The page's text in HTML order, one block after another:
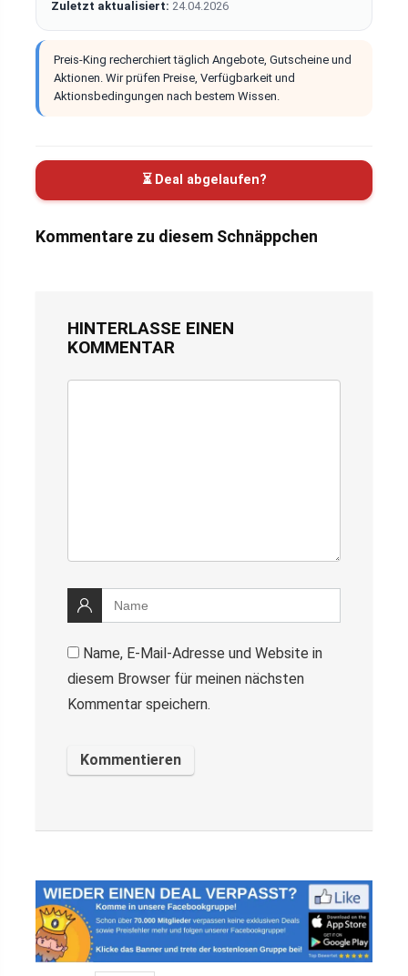
Zuletzt aktualisiert: 24.04.2026
Preis-King recherchiert täglich Angebote, Gutscheine und
Aktionen. Wir prüfen Preise, Verfügbarkeit und
Aktionsbedingungen nach bestem Wissen.
⏳ Deal abgelaufen?
Kommentare zu diesem Schnäppchen
HINTERLASSE EINEN
KOMMENTAR
Name, E-Mail-Adresse und Website in
diesem Browser für meinen nächsten
Kommentar speichern.